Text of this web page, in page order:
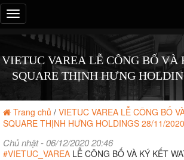
Đây
là
menu
VIETUC VAREA LỄ CÔNG BỐ VÀ
SQUARE THỊNH HƯNG
Trang chủ / VIETUC VAREA LỄ CÔNG BỐ
SQUARE THỊNH HƯNG HOLDINGS 28/11/2020
Chủ nhật - 06/12/2020 20:46
#VIETUC_VAREA LỄ CÔNG BỐ VÀ KÝ KẾT